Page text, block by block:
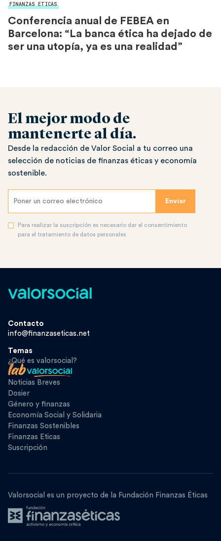
FINANZAS ETICAS
Conferencia anual de FEBEA en
Barcelona: “La banca ética ha dejado de
ser una utopía, ya es una realidad”
El mejor modo de
mantenerte al día.
Desde la redacción de Valor Social a tu correo una
selección de noticias de finanzas éticas y economía
sostenible.
Para realizar la suscripción es necesario dar el consentimiento
para el tratamiento de datos personales
Contacto
info@finanzaseticas.net
Temas
¿Qué es valorsocial?
Noticias Breves
Dosier
Género y finanzas
Economía Social y Solidaria
Finanzas Sostenibles
Finanzas Eticas
Suscripción
Valorsocial es un proyecto de la Fundación Finanzas Éticas